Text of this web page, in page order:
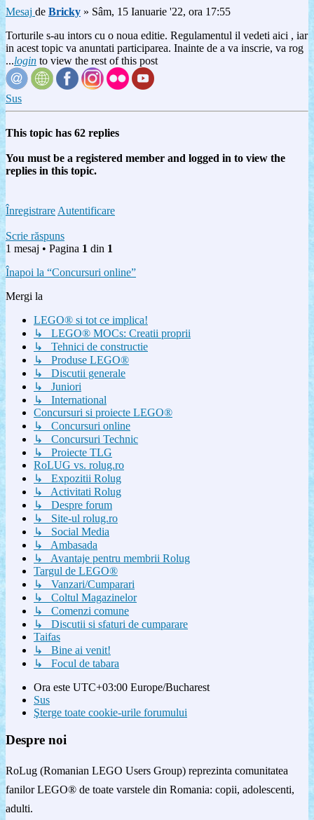
Mesaj de Bricky » Sâm, 15 Ianuarie '22, ora 17:55
Torturile s-au intors cu o noua editie. Regulamentul il vedeti aici , iar
in acest topic va anuntati participarea. Inainte de a va inscrie, va rog
...login to view the rest of this post
Sus
This topic has 62 replies
You must be a registered member and logged in to view the
replies in this topic.
Înregistrare Autentificare
Scrie răspuns
1 mesaj • Pagina 1 din 1
Înapoi la “Concursuri online”
Mergi la
LEGO® si tot ce implica!
↳ LEGO® MOCs: Creatii proprii
↳ Tehnici de constructie
↳ Produse LEGO®
↳ Discutii generale
↳ Juniori
↳ International
Concursuri si proiecte LEGO®
↳ Concursuri online
↳ Concursuri Technic
↳ Proiecte TLG
RoLUG vs. rolug.ro
↳ Expozitii Rolug
↳ Activitati Rolug
↳ Despre forum
↳ Site-ul rolug.ro
↳ Social Media
↳ Ambasada
↳ Avantaje pentru membrii Rolug
Targul de LEGO®
↳ Vanzari/Cumparari
↳ Coltul Magazinelor
↳ Comenzi comune
↳ Discutii si sfaturi de cumparare
Taifas
↳ Bine ai venit!
↳ Focul de tabara
Ora este UTC+03:00 Europe/Bucharest
Sus
Şterge toate cookie-urile forumului
Despre noi
RoLug (Romanian LEGO Users Group) reprezinta comunitatea
fanilor LEGO® de toate varstele din Romania: copii, adolescenti,
adulti.